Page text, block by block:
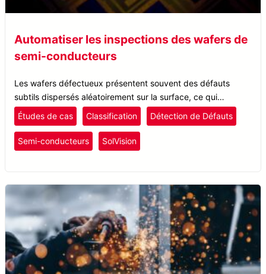
Automatiser les inspections des wafers de
semi-conducteurs
Les wafers défectueux présentent souvent des défauts
subtils dispersés aléatoirement sur la surface, ce qui
empêche les systèmes d’inspection automatique (AOI) de
définir des règles pour des inspections efficaces.
Études de cas Classification Détection de Défauts
Semi-conducteurs SolVision